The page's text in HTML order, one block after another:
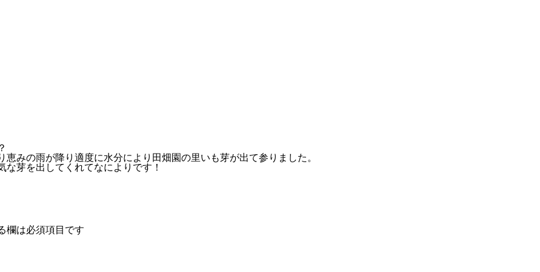
みの雨が降り適度に水分により田畑園の里いも芽が出て参りました。
芽を出してくれてなによりです！
欄は必須項目です